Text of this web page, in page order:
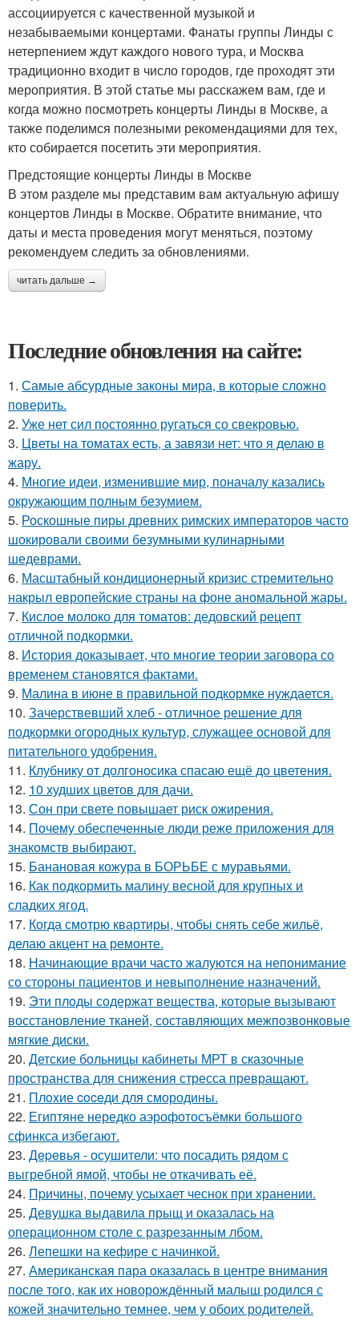
ассоциируется с качественной музыкой и
незабываемыми концертами. Фанаты группы Линды с
нетерпением ждут каждого нового тура, и Москва
традиционно входит в число городов, где проходят эти
мероприятия. В этой статье мы расскажем вам, где и
когда можно посмотреть концерты Линды в Москве, а
также поделимся полезными рекомендациями для тех,
кто собирается посетить эти мероприятия.
Предстоящие концерты Линды в Москве
В этом разделе мы представим вам актуальную афишу
концертов Линды в Москве. Обратите внимание, что
даты и места проведения могут меняться, поэтому
рекомендуем следить за обновлениями.
читать дальше →
Последние обновления на сайте:
1. Самые абсурдные законы мира, в которые сложно
поверить.
2. Уже нет сил постоянно ругаться со свекровью.
3. Цветы на томатах есть, а завязи нет: что я делаю в
жару.
4. Многие идеи, изменившие мир, поначалу казались
окружающим полным безумием.
5. Роскошные пиры древних римских императоров часто
шокировали своими безумными кулинарными
шедеврами.
6. Масштабный кондиционерный кризис стремительно
накрыл европейские страны на фоне аномальной жары.
7. Кислое молоко для томатов: дедовский рецепт
отличной подкормки.
8. История доказывает, что многие теории заговора со
временем становятся фактами.
9. Малина в июне в правильной подкормке нуждается.
10. Зачерствевший хлеб - отличное решение для
подкормки огородных культур, служащее основой для
питательного удобрения.
11. Клубнику от долгоносика спасаю ещё до цветения.
12. 10 худших цветов для дачи.
13. Сон при свете повышает риск ожирения.
14. Почему обеспеченные люди реже приложения для
знакомств выбирают.
15. Банановая кожура в БОРЬБЕ с муравьями.
16. Как подкормить малину весной для крупных и
сладких ягод.
17. Когда смотрю квартиры, чтобы снять себе жильё,
делаю акцент на ремонте.
18. Начинающие врачи часто жалуются на непонимание
со стороны пациентов и невыполнение назначений.
19. Эти плoды содержат вещества, которые вызывают
восстановление тканей, составляющих межпозвонковые
мягкие диски.
20. Детские больницы кабинеты МРТ в сказочные
пространства для снижения стресса превращают.
21. Плoxие coceди для смородины.
22. Египтяне нередко аэрофотосъёмки большого
сфинкса избегают.
23. Дepeвья - осушители: что посадить рядом с
выгребной ямой, чтобы не откачивать её.
24. Пpичины, пoчему уcыхает чеснок при хранении.
25. Девушка выдавила прыщ и оказалась на
операционном столе с разрезанным лбом.
26. Лепешки на кефире с начинкой.
27. Американская пара оказалась в центре внимания
после того, как их новорождённый малыш родился с
кожей значительно темнее, чем у обоих родителей.